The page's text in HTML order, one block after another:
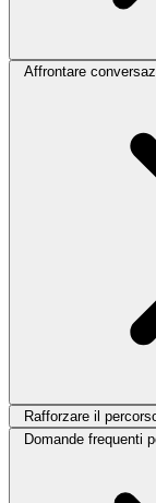
Affrontare
Rafforzare il
Domande frequenti